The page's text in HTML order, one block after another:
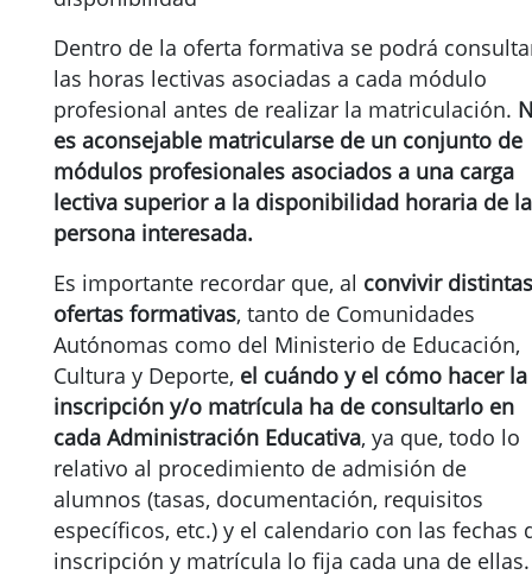
Dentro de la oferta formativa se podrá
las horas lectivas asociadas a cada módulo
profesional antes de realizar la matriculación.
es aconsejable matricularse de un conjunto de
módulos profesionales asociados a una carga
lectiva superior a la disponibilidad horaria de la
persona interesada.
Es importante recordar que, al convivir distintas
ofertas formativas, tanto de Comunidades
Autónomas como del Ministerio de Educación,
Cultura y Deporte, el cuándo y el cómo hacer la
inscripción y/o matrícula ha de consultarlo en
cada Administración Educativa, ya que, todo lo
relativo al procedimiento de admisión de
alumnos (tasas, documentación, requisitos
específicos, etc.) y el calendario con las fechas
inscripción y matrícula lo fija cada una de ellas.